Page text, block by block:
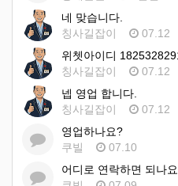
네 맞습니다.
칭사길잡이
07.12
위쳇아이디
칭사길잡이
07.12
넵 영업 합니다.
칭사길잡이
07.12
영업하나요?
쿠빌
07.10
어디로 연락하면 되나